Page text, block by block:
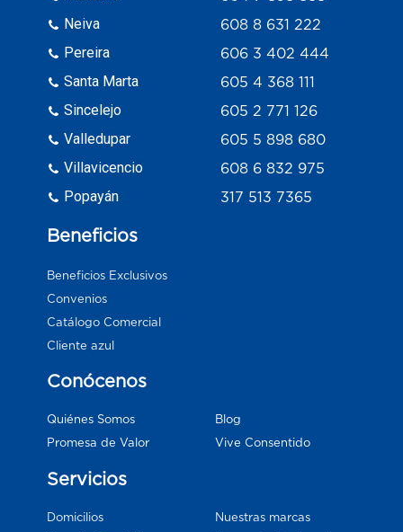
Neiva
Pereira
Santa Marta
Sincelejo
Valledupar
Villavicencio
Popayán
608 8 631 222
606 3 402 444
605 4 368 111
605 2 771 126
605 5 898 680
608 6 832 975
317 513 7365
Beneficios
Beneficios Exclusivos
Convenios
Catálogo Comercial
Cliente azul
Conócenos
Quiénes Somos
Promesa de Valor
Blog
Vive Consentido
Servicios
Domicilios
Nuestras marcas